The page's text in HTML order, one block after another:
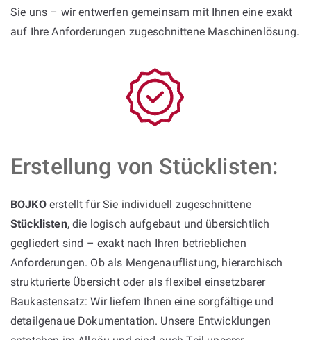
Sie uns – wir entwerfen gemeinsam mit Ihnen eine exakt
auf Ihre Anforderungen zugeschnittene Maschinenlösung.
Erstellung von Stücklisten:
BOJKOerstellt für Sie individuell zugeschnittene
Stücklisten, die logisch aufgebaut und übersichtlich
gegliedert sind – exakt nach Ihren betrieblichen
Anforderungen. Ob als Mengenauflistung, hierarchisch
strukturierte Übersicht oder als flexibel einsetzbarer
Baukastensatz: Wir liefern Ihnen eine sorgfältige und
detailgenaue Dokumentation. Unsere Entwicklungen